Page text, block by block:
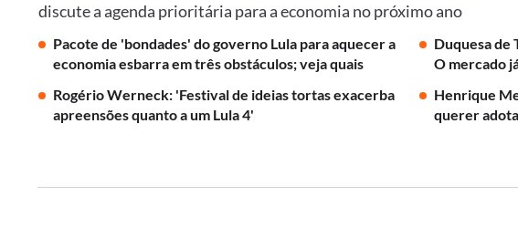
discute a agenda prioritária para a economia no próximo ano
Pacote de 'bondades' do governo Lula para aquecer a
economia esbarra em três obstáculos; veja quais
Duquesa de
O mercado
Rogério Werneck: 'Festival de ideias tortas exacerba
apreensões quanto a um Lula 4'
Henrique
querer